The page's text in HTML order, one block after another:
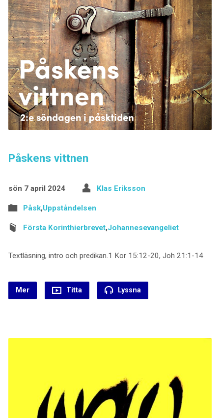
Påskens vittnen
sön 7 april 2024 Klas Eriksson
Påsk,Uppståndelsen
Första Korinthierbrevet,Johannesevangeliet
Textläsning, intro och predikan.1 Kor 15:12-20, Joh 21:1-14
Mer Titta Lyssna